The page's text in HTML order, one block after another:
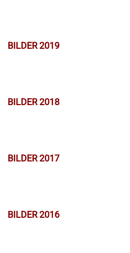
BILDER 2019
BILDER 2018
BILDER 2017
BILDER 2016